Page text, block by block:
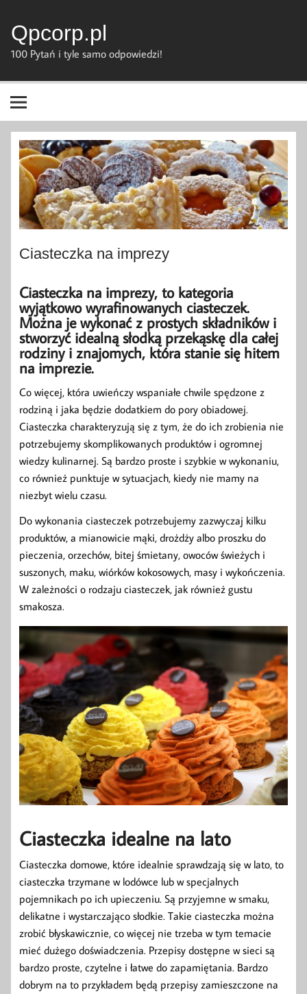
content
Qpcorp.pl
100 Pytań i tyle samo odpowiedzi!
Ciasteczka na imprezy
Ciasteczka na imprezy, to kategoria
wyjątkowo wyrafinowanych ciasteczek.
Można je wykonać z prostych składników i
stworzyć idealną słodką przekąskę dla całej
rodziny i znajomych, która stanie się hitem
na imprezie.
Co więcej, która uwieńczy wspaniałe chwile spędzone z
rodziną i jaka będzie dodatkiem do pory obiadowej.
Ciasteczka charakteryzują się z tym, że do ich zrobienia nie
potrzebujemy skomplikowanych produktów i ogromnej
wiedzy kulinarnej. Są bardzo proste i szybkie w wykonaniu,
co również punktuje w sytuacjach, kiedy nie mamy na
niezbyt wielu czasu.
Do wykonania ciasteczek potrzebujemy zazwyczaj kilku
produktów, a mianowicie mąki, drożdży albo proszku do
pieczenia, orzechów, bitej śmietany, owoców świeżych i
suszonych, maku, wiórków kokosowych, masy i wykończenia.
W zależności o rodzaju ciasteczek, jak również gustu
smakosza.
Ciasteczka idealne na lato
Ciasteczka domowe, które idealnie sprawdzają się w lato, to
ciasteczka trzymane w lodówce lub w specjalnych
pojemnikach po ich upieczeniu. Są przyjemne w smaku,
delikatne i wystarczająco słodkie. Takie ciasteczka można
zrobić błyskawicznie, co więcej nie trzeba w tym temacie
mieć dużego doświadczenia. Przepisy dostępne w sieci są
bardzo proste, czytelne i łatwe do zapamiętania. Bardzo
dobrym na to przykładem będą przepisy zamieszczone na